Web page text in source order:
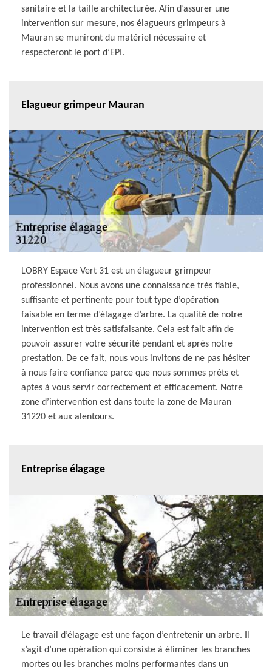
sanitaire et la taille architecturée. Afin d’assurer une
intervention sur mesure, nos élagueurs grimpeurs à
Mauran se muniront du matériel nécessaire et
respecteront le port d’EPI.
Elagueur grimpeur Mauran
LOBRY Espace Vert 31 est un élagueur grimpeur
professionnel. Nous avons une connaissance très fiable,
suffisante et pertinente pour tout type d’opération
faisable en terme d’élagage d’arbre. La qualité de notre
intervention est très satisfaisante. Cela est fait afin de
pouvoir assurer votre sécurité pendant et après notre
prestation. De ce fait, nous vous invitons de ne pas hésiter
à nous faire confiance parce que nous sommes prêts et
aptes à vous servir correctement et efficacement. Notre
zone d’intervention est dans toute la zone de Mauran
31220 et aux alentours.
Entreprise élagage
Le travail d’élagage est une façon d’entretenir un arbre. Il
s’agit d’une opération qui consiste à éliminer les branches
mortes ou les branches moins performantes dans un